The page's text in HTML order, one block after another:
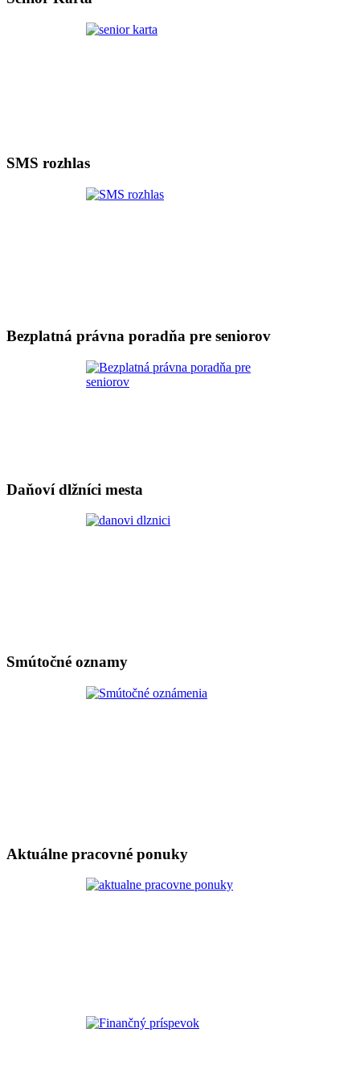
SMS rozhlas
Bezplatná právna poradňa pre seniorov
Daňoví dlžníci mesta
Smútočné oznamy
Aktuálne pracovné ponuky